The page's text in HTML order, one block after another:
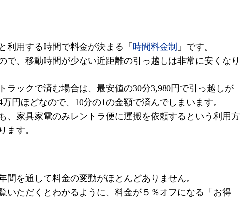
利用する時間で料金が決まる「 時間料金制 」です。
で、移動時間が少ない近距離の引っ越しは非常に安くなり
ラックで済む場合は、最安値の30分3,980円で引っ越しが
万円ほどなので、 10分の1の金額で済んでしまいます。
、家具家電のみレントラ便に運搬を依頼するという利用方
ます。
間を通して料金の変動がほとんどありません。
いただくとわかるように、料金が５％オフになる「お得